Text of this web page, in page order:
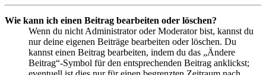
Wie kann ich einen Beitrag bearbeiten oder löschen?
Wenn du nicht Administrator oder Moderator bist, kannst du
nur deine eigenen Beiträge bearbeiten oder löschen. Du
kannst einen Beitrag bearbeiten, indem du das „Ändere
Beitrag“-Symbol für den entsprechenden Beitrag anklickst;